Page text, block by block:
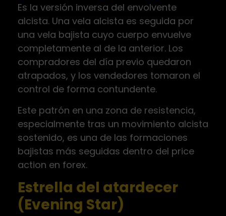
Es la versión inversa del envolvente
alcista. Una vela alcista es seguida por
una vela bajista cuyo cuerpo envuelve
completamente al de la anterior. Los
compradores del día previo quedaron
atrapados, y los vendedores tomaron el
control de forma contundente.
Este patrón en una zona de resistencia,
especialmente tras un movimiento alcista
sostenido, es una de las formaciones
bajistas más seguidas dentro del price
action en forex.
Estrella del atardecer
(Evening Star)